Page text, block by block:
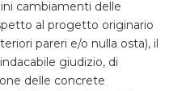
cambiamenti delle
al progetto originario
pareri e/o nulla osta), il
giudizio, di
delle concrete